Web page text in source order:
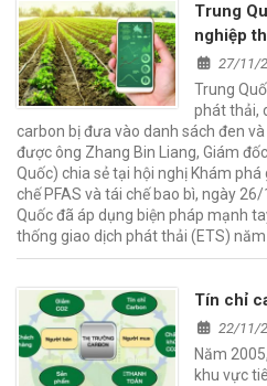
Trung
nghiệp
27/11/
Trung
phát thải,
carbon bị đưa vào danh sách đen
được ông Zhang Bin Liang, Giám
Quốc) chia sẻ tại hội nghị Khám
chế PFAS và tái chế bao bì, ngày
Quốc đã áp dụng biện pháp mạnh
thống giao dịch phát thải (ETS) năm
Tín chỉ
22/11/
Năm
khu vực